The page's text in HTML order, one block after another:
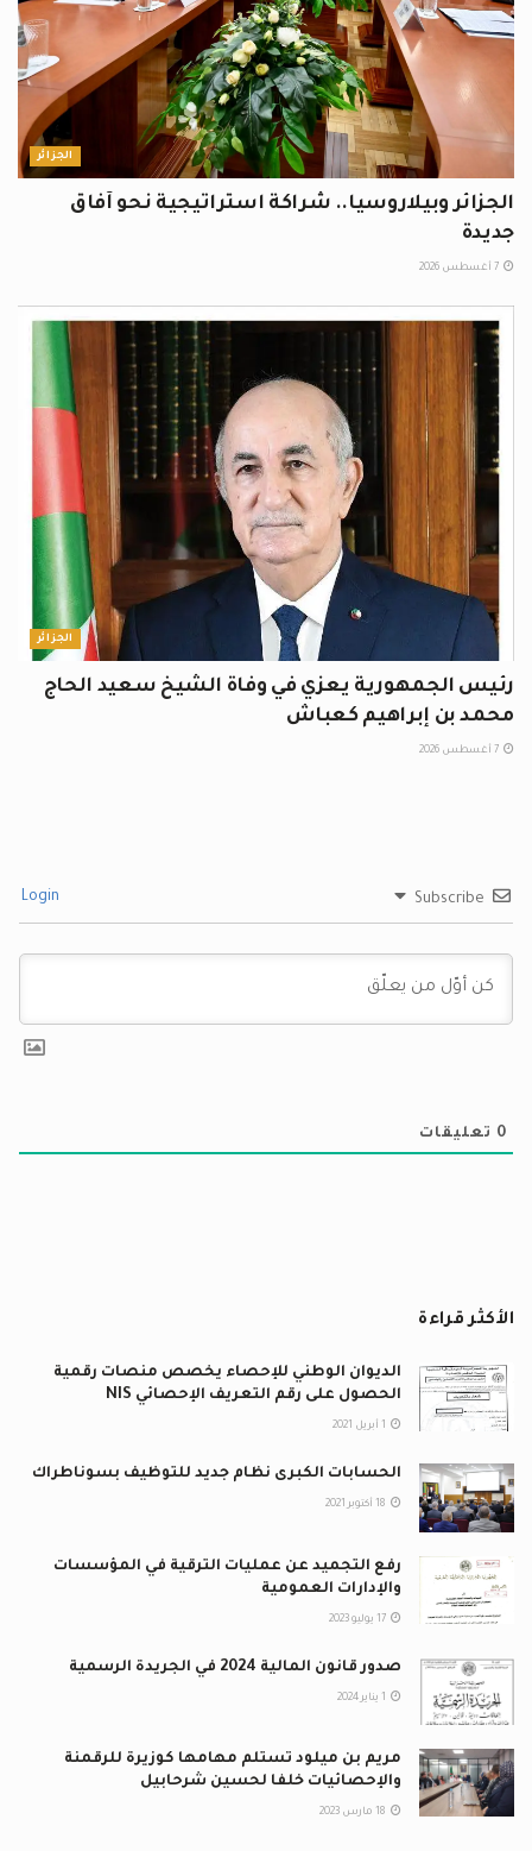
الجزائر
الجزائر وبيلاروسيا.. شراكة استراتيجية نحو آفاق
جديدة
7 أغسطس 2026
الجزائر
رئيس الجمهورية يعزي في وفاة الشيخ سعيد الحاج
محمد بن إبراهيم كعباش
7 أغسطس 2026
Subscribe
0تعليقات
الأكثر قراءة
الديوان الوطني للإحصاء يخصص منصات رقمية
الحصول على رقم التعريف الإحصائي NIS
1 أبريل 2021
الحسابات الكبرى نظام جديد للتوظيف بسوناطراك
18 أكتوبر 2021
رفع التجميد عن عمليات الترقية في المؤسسات
والإدارات العمومية
17 يوليو 2023
صدور قانون المالية 2024 في الجريدة الرسمية
1 يناير 2024
مريم بن ميلود تستلم مهامها كوزيرة للرقمنة
والإحصائيات خلفا لحسين شرحابيل
18 مارس 2023